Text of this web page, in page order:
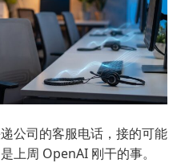
公司的客服电话，接的可能
上周 OpenAI 刚干的事。